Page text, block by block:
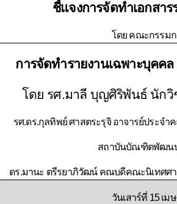
ชี้แจงการจัดทำเอกสา
โดย คณะกรรม
การจัดทำรายงานเฉพาะบุคค
โดย รศ.มาลี บุญศิริพันธ์ นักวิ
รศ.ดร.กุลทิพย์ ศาสตระรุจิ อาจารย์ประจำ
สถาบันบัณฑิตพัฒนบริ
ดร.มานะ ตรีรยาภิวัฒน์ คณบดีคณะนิเทศศา
วันเสาร์ที่ 15 เมษาย